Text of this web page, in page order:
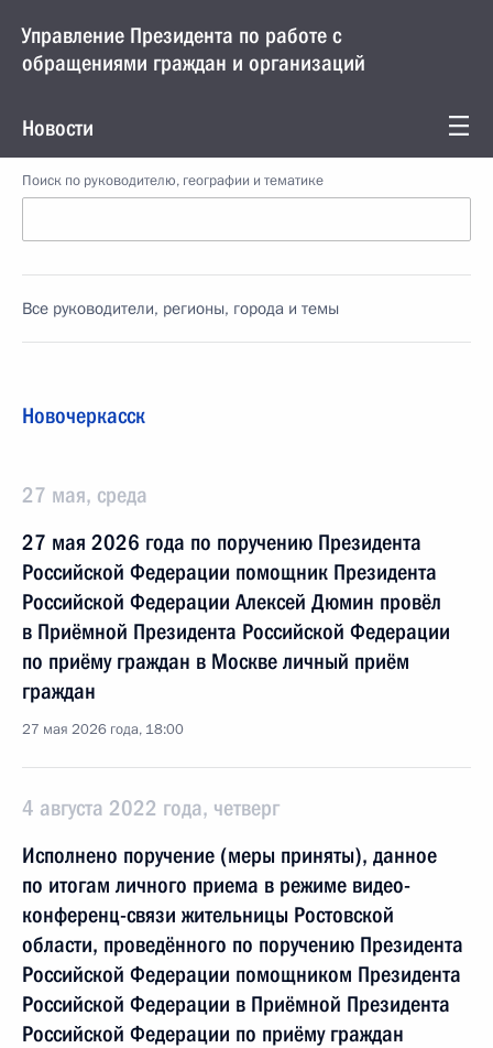
Управление Президента по работе с
обращениями граждан и организаций
Новости
Поиск по руководителю, географии и тематике
Все руководители, регионы, города и темы
Новочеркасск
27 мая, среда
27 мая 2026 года по поручению Президента
Российской Федерации помощник Президента
Российской Федерации Алексей Дюмин провёл
в Приёмной Президента Российской Федерации
по приёму граждан в Москве личный приём
граждан
27 мая 2026 года, 18:00
4 августа 2022 года, четверг
Исполнено поручение (меры приняты), данное
по итогам личного приема в режиме видео-
конференц-связи жительницы Ростовской
области, проведённого по поручению Президента
Российской Федерации помощником Президента
Российской Федерации в Приёмной Президента
Российской Федерации по приёму граждан